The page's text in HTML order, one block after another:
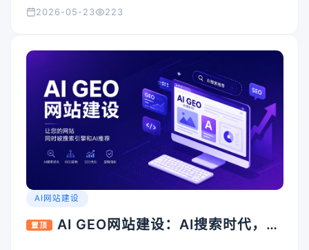
2026-05-23 223
AI网站建设
置顶
AI GEO网站建设：AI搜索时代，企